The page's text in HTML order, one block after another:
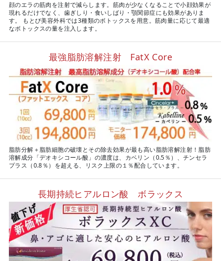
顔のエラの筋肉を注射で減らします。筋肉が少なくなることで小顔効果が
現れるだけでなく、歯ぎしり・食いしばり・顎関節症にも効果がありま
す。 もとび美容外科では3種類のボトックスを用意。筋肉量に応じて最適
なボトックスの量を注入します。
最強脂肪溶解注射 FatX Core
脂肪分解＋脂肪細胞の破壊とその除去効果が最も高い脂肪溶解注射！脂肪
溶解成分「デオキシコール酸」の濃度は、カベリン（0.5％）、チンセラ
プラス（0.8％）を超える、リスク上限の１％配合しています。
長期持続ヒアルロン酸 ボラックス